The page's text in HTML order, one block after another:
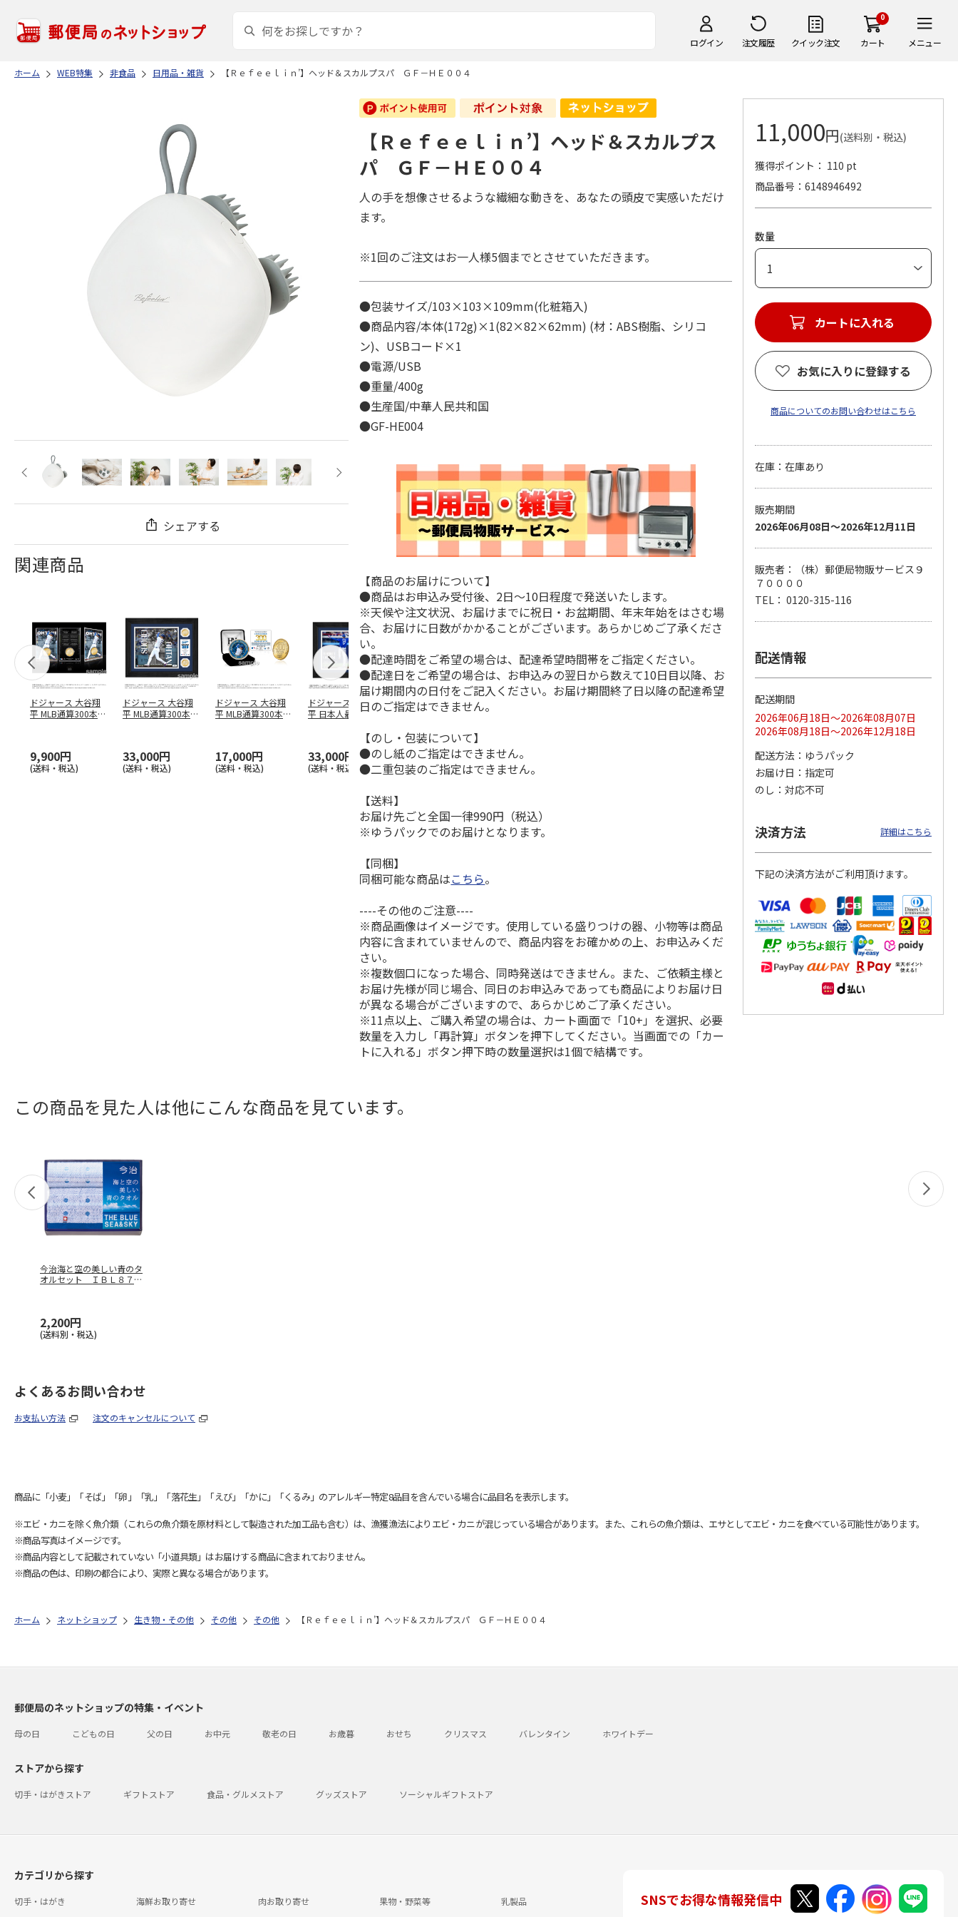
ログイン 注文履歴 クイック注文
0
カート メニュー
ホーム WEB特集 非食品 日用品・雑貨 【Ｒｅｆｅｅｌｉｎ’】ヘッド＆スカルプスパ ＧＦ－ＨＥ００４
シェアする
関連商品
ドジャース 大谷翔
平 MLB通算300本塁
9,900円
(送料・税込)
ドジャース 大谷翔
平 MLB通算300本塁
33,000円
(送料・税込)
ドジャース 大谷翔
平 MLB通算300本塁
17,000円
(送料・税込)
ドジャース 大谷翔
平 日本人最多53試
33,000円
(送料・税込)
MLB ドジャース 大
谷翔平 2026 NL 3・
33,000円
(送料・税込)
9,900円
(送料・税込)
ドジャース 大谷翔
平 日本人最多53試
合連続出塁記念 シ
ル…
17,000円
(送料・税込)
谷翔平 2026 NL 3・
4月投手…
【Ｒｅｆｅｅｌｉｎ’】ヘッド＆スカルプス
パ ＧＦ－ＨＥ００４
人の手を想像させるような繊細な動きを、あなたの頭皮で実感いただけ
ます。
※1回のご注文はお一人様5個までとさせていただきます。
●包装サイズ/103×103×109mm(化粧箱入)
●商品内容/本体(172g)×1(82×82×62mm) (材：ABS樹脂、シリコ
ン)、USBコード×1
●電源/USB
●重量/400g
●生産国/中華人民共和国
●GF-HE004
【商品のお届けについて】
●商品はお申込み受付後、2日～10日程度で発送いたします。
※天候や注文状況、お届けまでに祝日・お盆期間、年末年始をはさむ場
合、お届けに日数がかかることがございます。あらかじめご了承くださ
い。
●配達時間をご希望の場合は、配達希望時間帯をご指定ください。
●配達日をご希望の場合は、お申込みの翌日から数えて10日目以降、お
届け期間内の日付をご記入ください。お届け期間終了日以降の配達希望
日のご指定はできません。
【のし・包装について】
●のし紙のご指定はできません。
●二重包装のご指定はできません。
【送料】
お届け先ごと全国一律990円（税込）
※ゆうパックでのお届けとなります。
【同梱】
同梱可能な商品はこちら。
----その他のご注意----
※商品画像はイメージです。使用している盛りつけの器、小物等は商品
内容に含まれていませんので、商品内容をお確かめの上、お申込みくだ
さい。
※複数個口になった場合、同時発送はできません。また、ご依頼主様と
お届け先様が同じ場合、同日のお申込みであっても商品によりお届け日
が異なる場合がございますので、あらかじめご了承ください。
※11点以上、ご購入希望の場合は、カート画面で「10+」を選択、必要
数量を入力し「再計算」ボタンを押下してください。当画面での「カー
トに入れる」ボタン押下時の数量選択は1個で結構です。
11,000円(送料別・税込)
獲得ポイント： 110 pt
商品番号
6148946492
数量
カートに入れる
お気に入りに登録する
商品についてのお問い合わせはこちら
在庫：在庫あり
販売期間
2026年06月08日～2026年12月11日
販売者：（株）郵便局物販サービス９
７００００
TEL： 0120-315-116
配送情報
配送期間
2026年06月18日～2026年08月07日
2026年08月18日～2026年12月18日
配送方法
ゆうパック
お届け日
指定可
のし
対応不可
決済方法 詳細はこちら
下記の決済方法がご利用頂けます。
この商品を見た人は他にこんな商品を見ています。
今治海と空の美しい青のタ
オルセット ＩＢＬ８７２
2,200円
(送料別・税込)
よくあるお問い合わせ
お支払い方法 注文のキャンセルについて
商品に「小麦」「そば」「卵」「乳」「落花生」「えび」「かに」「くるみ」のアレルギー特定8品目を含んでいる場合に品目名を表示します。
※エビ・カニを除く魚介類（これらの魚介類を原材料として製造された加工品も含む）は、漁獲漁法によりエビ・カニが混じっている場合があります。また、これらの魚介類は、エサとしてエビ・カニを食べている可能性があります。
※商品写真はイメージです。
※商品内容として記載されていない「小道具類」はお届けする商品に含まれておりません。
※商品の色は、印刷の都合により、実際と異なる場合があります。
ホーム ネットショップ 生き物・その他 その他 その他 【Ｒｅｆｅｅｌｉｎ’】ヘッド＆スカルプスパ ＧＦ－ＨＥ００４
郵便局のネットショップの特集・イベント
母の日 こどもの日 父の日 お中元 敬老の日 お歳暮 おせち クリスマス バレンタイン ホワイトデー
ストアから探す
切手・はがきストア ギフトストア 食品・グルメストア グッズストア ソーシャルギフトストア
カテゴリから探す
切手・はがき 海鮮お取り寄せ 肉お取り寄せ 果物・野菜等 乳製品 SNSでお得な情報発信中